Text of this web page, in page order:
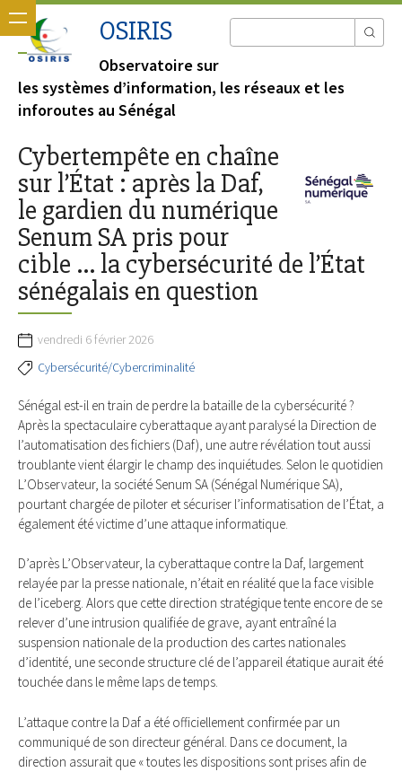
OSIRIS
Observatoire sur
les systèmes d’information, les réseaux et les
inforoutes au Sénégal
Cybertempête en chaîne
sur l’État : après la Daf,
le gardien du numérique
Senum SA pris pour
cible … la cybersécurité de l’État
sénégalais en question
vendredi 6 février 2026
Cybersécurité/Cybercriminalité
Sénégal est-il en train de perdre la bataille de la cybersécurité ?
Après la spectaculaire cyberattaque ayant paralysé la Direction de
l’automatisation des fichiers (Daf), une autre révélation tout aussi
troublante vient élargir le champ des inquiétudes. Selon le quotidien
L’Observateur, la société Senum SA (Sénégal Numérique SA),
pourtant chargée de piloter et sécuriser l’informatisation de l’État, a
également été victime d’une attaque informatique.
D’après L’Observateur, la cyberattaque contre la Daf, largement
relayée par la presse nationale, n’était en réalité que la face visible
de l’iceberg. Alors que cette direction stratégique tente encore de se
relever d’une intrusion qualifiée de grave, ayant entraîné la
suspension nationale de la production des cartes nationales
d’identité, une seconde structure clé de l’appareil étatique aurait été
touchée dans le même laps de temps.
L’attaque contre la Daf a été officiellement confirmée par un
communiqué de son directeur général. Dans ce document, la
direction assurait que « toutes les dispositions sont prises afin de